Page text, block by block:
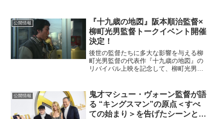
本タツキ）。「呪術廻戦」や「進撃の巨
人 T...
公開情報
『十九歳の地図』阪本順治監督×
柳町光男監督トークイベント開催
決定！
後世の監督たちに多大な影響を与える柳
町光男監督の代表作『十九歳の地図』の
リバイバル上映を記念して、柳町光男監
次の原作の同名小説を映画化し、1979年
「映画芸術」ベストテ...
公開情報
鬼才マシュー・ヴォーン監督が語
る “キングスマン”の原点＜すべ
ての始まり＞を告げたシーンと